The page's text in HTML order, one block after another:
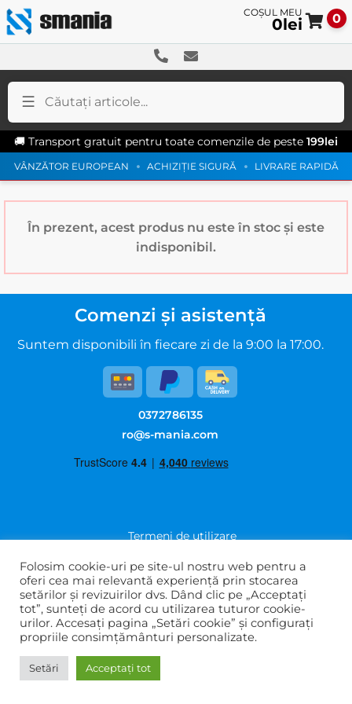
0
🚚 Transport gratuit pentru toate comenzile de peste 199lei
VÂNZĂTOR EUROPEAN ACHIZIȚIE SIGURĂ LIVRARE RAPIDĂ
la
la
0lei
În prezent, acest produs nu este în stoc și este
indisponibil.
Comenzi și asistență
Suntem disponibili în fiecare zi de la 9:00 la 17:00.
0372786135
ro@s-mania.com
Termeni de utilizare
Întrebări frecvente
Despre noi
Contactează-ne
ANPC
ANPC - SAL
Soluționarea online a litigiilor
Folosim cookie-uri pe site-ul nostru web pentru a
oferi cea mai relevantă experiență prin stocarea
setărilor și revizuirilor dvs. Dând clic pe „Acceptați
tot”, sunteți de acord cu utilizarea tuturor cookie-
urilor. Accesați pagina „Setări cookie” și configurați
propriile consimțământuri personalizate.
Setări Acceptați tot